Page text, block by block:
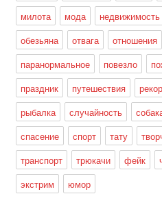
милота
мода недвижимость
обезьяна
отвага отношения
паранормальное
повезло
праздник
путешествия
рыбалка
случайность
спасение
спорт тату
транспорт
трюкачи фейк
экстрим
юмор